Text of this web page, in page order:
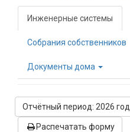
Инженерные системы
Собрания собственников
Документы дома
Отчётный период: 2026 год
Распечатать форму